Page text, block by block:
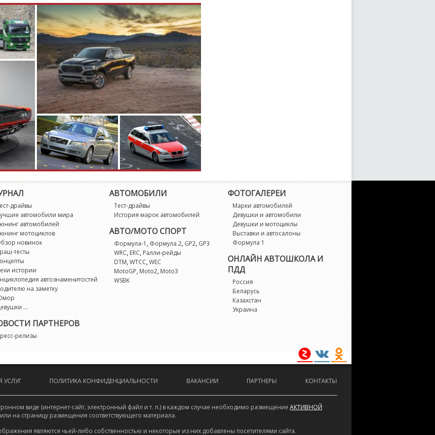
драйвы
автомобили мира
автомобилей
мотоциклов
новинок
тесты
истории
автознаменитостей
на заметку
...
ПАРТНЕРОВ
релизы
АВТОМОБИЛИ
Тест-драйвы
История марок автомобилей
АВТО/МОТО СПОРТ
Формула-1 , Формула 2, GP2, GP3
WRC,ERC,Ралли-рейды
DTM,WTCC,WEC
MotoGP,Moto2,Moto3
WSBK
ФОТОГАЛЕРЕИ
Марки автомобилей
Девушки и автомобили
Девушки и мотоциклы
Выставки и автосалоны
Формула 1
ОНЛАЙН АВТОШКОЛА И
ПДД
Россия
Беларусь
Казахстан
Украина
УСЛУГ ПОЛИТИКА КОНФИДЕНЦИАЛЬНОСТИ ВАКАНСИИ ПАРТНЕРЫ КОНТАКТЫ
виде (интернет-сайт, электронный файл и т. п.) в каждом случае необходимо размещение АКТИВНОЙ
на страницу размещения соответствующего материала.
являются чьей-либо собственностью и некоторые из них добавлены посетителями сайта.